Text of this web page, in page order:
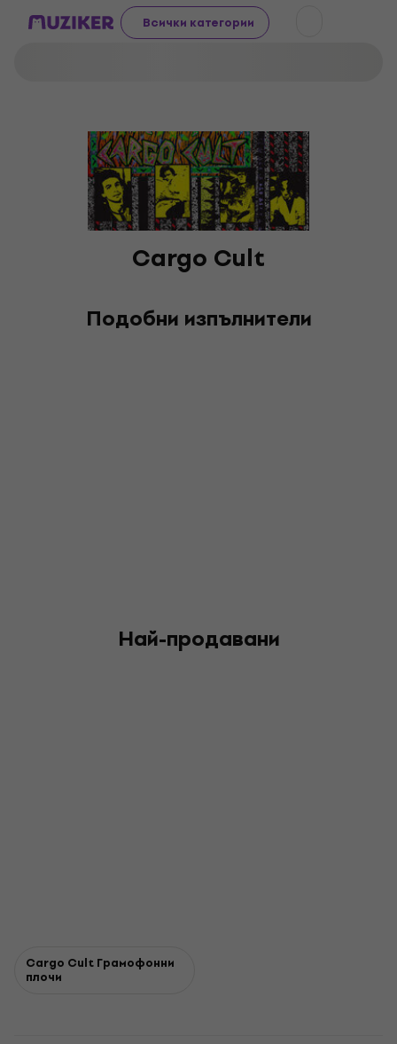
Всички категории
Cargo Cult
Подобни изпълнители
Най-продавани
Cargo Cult Грамофонни
плочи